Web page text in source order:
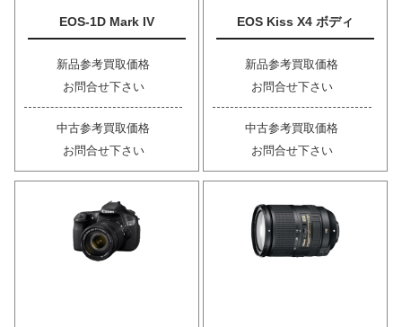
EOS-1D Mark IV
新品参考買取価格
お問合せ下さい
中古参考買取価格
お問合せ下さい
EOS Kiss X4 ボディ
新品参考買取価格
お問合せ下さい
中古参考買取価格
お問合せ下さい